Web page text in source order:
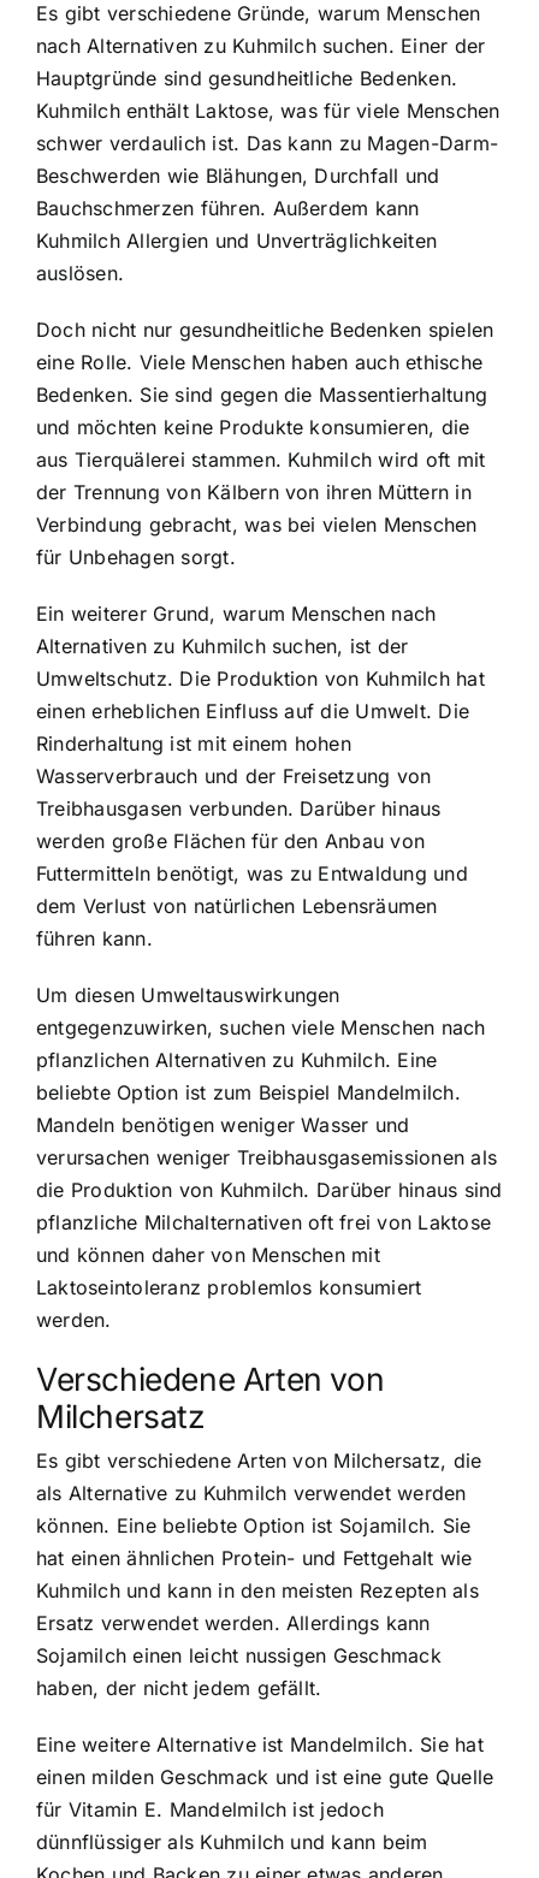
Es gibt verschiedene Gründe, warum Menschen
nach Alternativen zu Kuhmilch suchen. Einer der
Hauptgründe sind gesundheitliche Bedenken.
Kuhmilch enthält Laktose, was für viele Menschen
schwer verdaulich ist. Das kann zu Magen-Darm-
Beschwerden wie Blähungen, Durchfall und
Bauchschmerzen führen. Außerdem kann
Kuhmilch Allergien und Unverträglichkeiten
auslösen.
Doch nicht nur gesundheitliche Bedenken spielen
eine Rolle. Viele Menschen haben auch ethische
Bedenken. Sie sind gegen die Massentierhaltung
und möchten keine Produkte konsumieren, die
aus Tierquälerei stammen. Kuhmilch wird oft mit
der Trennung von Kälbern von ihren Müttern in
Verbindung gebracht, was bei vielen Menschen
für Unbehagen sorgt.
Ein weiterer Grund, warum Menschen nach
Alternativen zu Kuhmilch suchen, ist der
Umweltschutz. Die Produktion von Kuhmilch hat
einen erheblichen Einfluss auf die Umwelt. Die
Rinderhaltung ist mit einem hohen
Wasserverbrauch und der Freisetzung von
Treibhausgasen verbunden. Darüber hinaus
werden große Flächen für den Anbau von
Futtermitteln benötigt, was zu Entwaldung und
dem Verlust von natürlichen Lebensräumen
führen kann.
Um diesen Umweltauswirkungen
entgegenzuwirken, suchen viele Menschen nach
pflanzlichen Alternativen zu Kuhmilch. Eine
beliebte Option ist zum Beispiel Mandelmilch.
Mandeln benötigen weniger Wasser und
verursachen weniger Treibhausgasemissionen als
die Produktion von Kuhmilch. Darüber hinaus sind
pflanzliche Milchalternativen oft frei von Laktose
und können daher von Menschen mit
Laktoseintoleranz problemlos konsumiert
werden.
Verschiedene Arten von
Milchersatz
Es gibt verschiedene Arten von Milchersatz, die
als Alternative zu Kuhmilch verwendet werden
können. Eine beliebte Option ist Sojamilch. Sie
hat einen ähnlichen Protein- und Fettgehalt wie
Kuhmilch und kann in den meisten Rezepten als
Ersatz verwendet werden. Allerdings kann
Sojamilch einen leicht nussigen Geschmack
haben, der nicht jedem gefällt.
Eine weitere Alternative ist Mandelmilch. Sie hat
einen milden Geschmack und ist eine gute Quelle
für Vitamin E. Mandelmilch ist jedoch
dünnflüssiger als Kuhmilch und kann beim